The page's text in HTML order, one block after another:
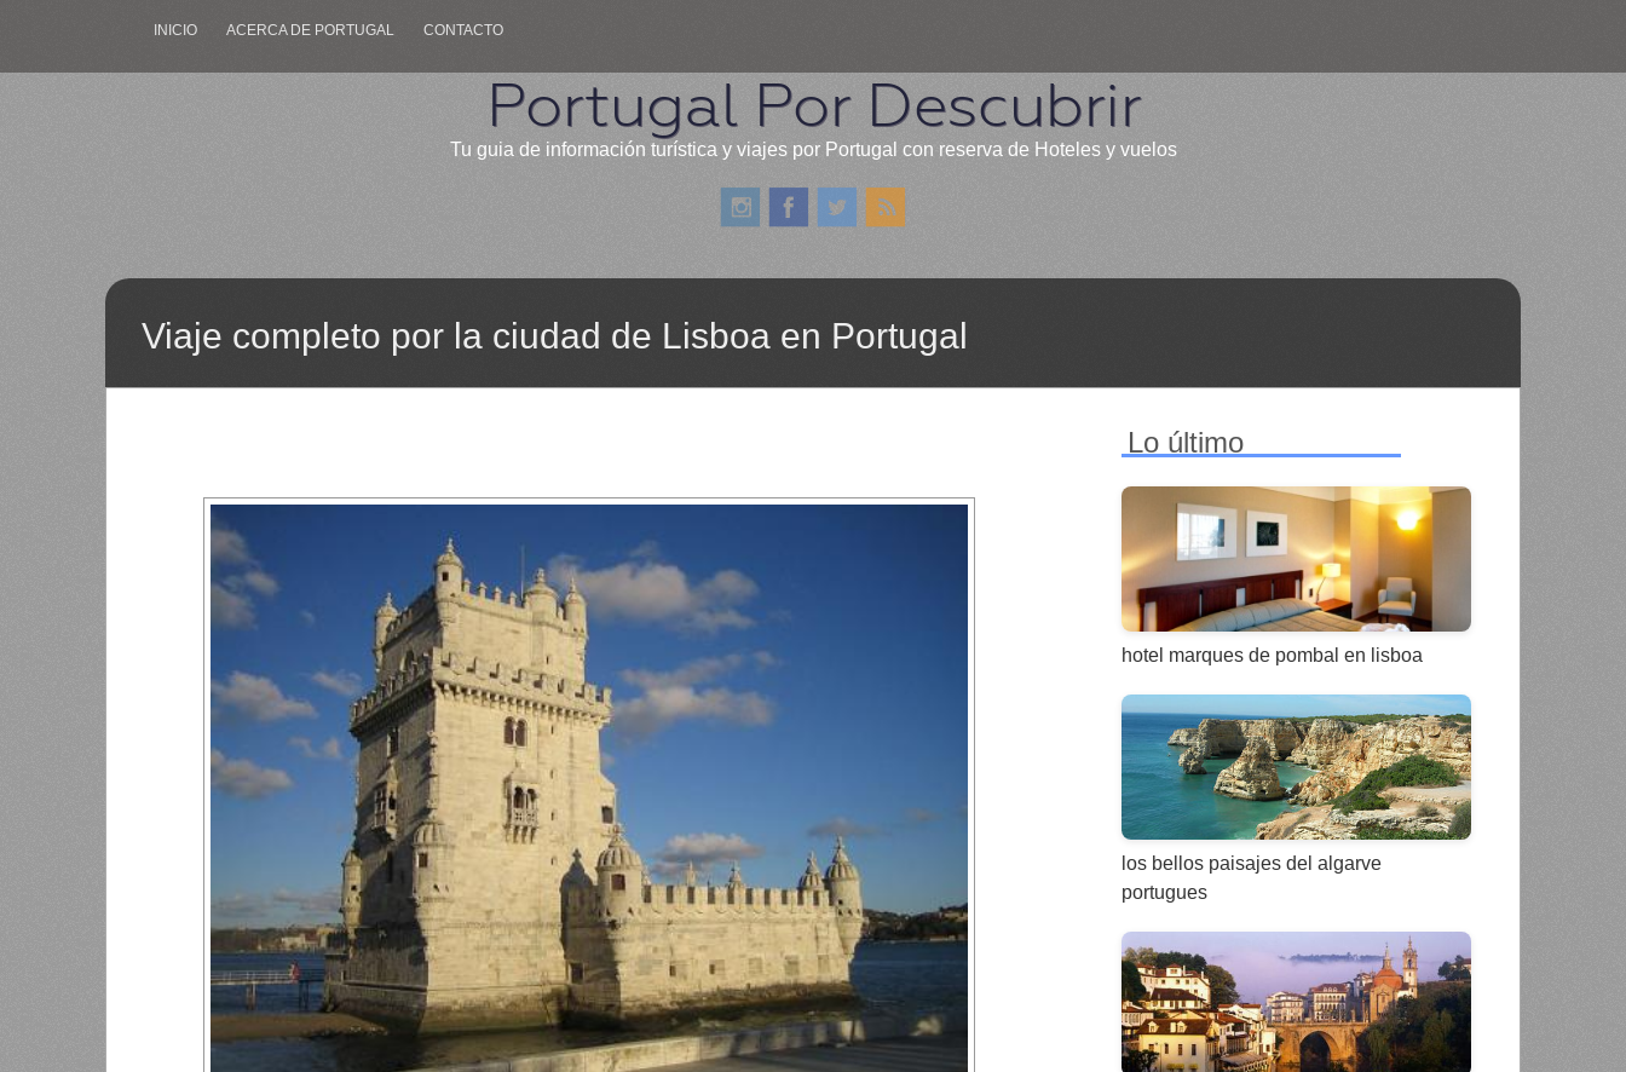
INICIO ACERCA DE PORTUGAL CONTACTO
Portugal Por Descubrir
Tu guia de información turística y viajes por Portugal con reserva de Hoteles y vuelos
Viaje completo por la ciudad de Lisboa en Portugal
Lo último
hotel marques de pombal en lisboa
los bellos paisajes del algarve
portugues